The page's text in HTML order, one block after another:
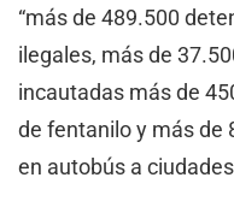
“más de 489.500
ilegales, más de
incautadas más de
de fentanilo y más de
en autobús a